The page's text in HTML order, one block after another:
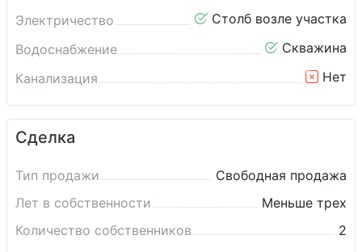
Электричество
Столб возле участка
Водоснабжение
Скважина
Канализация
Нет
Сделка
Тип продажи
Свободная продажа
Лет в собственности
Меньше трех
Количество собственников
2